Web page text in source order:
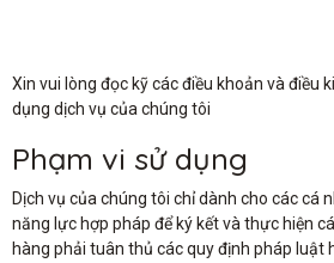
Xin vui lòng đọc kỹ các điều khoản và điều
dụng dịch vụ của chúng tôi
Phạm vi sử dụng
Dịch vụ của chúng tôi chỉ dành cho các cá
năng lực hợp pháp để ký kết và thực hiện
hàng phải tuân thủ các quy định pháp luật